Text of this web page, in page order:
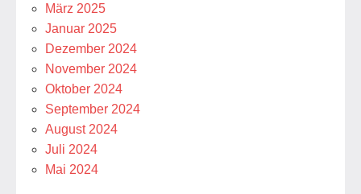
März 2025
Januar 2025
Dezember 2024
November 2024
Oktober 2024
September 2024
August 2024
Juli 2024
Mai 2024